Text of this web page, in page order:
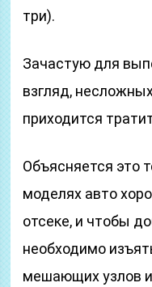
три).
Зачастую для
взгляд,
приходится
Объясняется это
моделях авто
отсеке, и чтобы
необходимо
мешающих узлов